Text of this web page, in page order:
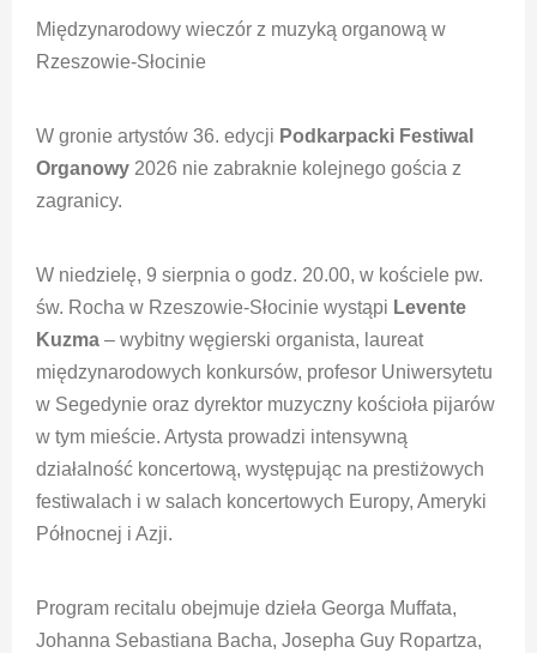
Międzynarodowy wieczór z muzyką organową w
Rzeszowie-Słocinie
W gronie artystów 36. edycji Podkarpacki Festiwal
Organowy 2026 nie zabraknie kolejnego gościa z
zagranicy.
W niedzielę, 9 sierpnia o godz. 20.00, w kościele pw.
św. Rocha w Rzeszowie-Słocinie wystąpi Levente
Kuzma – wybitny węgierski organista, laureat
międzynarodowych konkursów, profesor Uniwersytetu
w Segedynie oraz dyrektor muzyczny kościoła pijarów
w tym mieście. Artysta prowadzi intensywną
działalność koncertową, występując na prestiżowych
festiwalach i w salach koncertowych Europy, Ameryki
Północnej i Azji.
Program recitalu obejmuje dzieła Georga Muffata,
Johanna Sebastiana Bacha, Josepha Guy Ropartza,